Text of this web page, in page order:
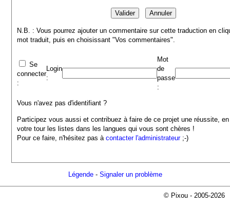
N.B. : Vous pourrez ajouter un commentaire sur cette traduction en
mot traduit, puis en choisissant "Vos commentaires".
Se
connecter
:
Login
:
Mot
de
passe
:
Vous n'avez pas d'identifiant ?
Participez vous aussi et contribuez à faire de ce projet une réussite,
votre tour les listes dans les langues qui vous sont chères !
Pour ce faire, n'hésitez pas àcontacter l'administrateur;-)
Légende- Signaler un problème
© Pixou - 2005-2026